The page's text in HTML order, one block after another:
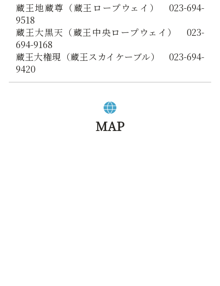
蔵王地蔵尊（蔵王ロープウェイ） 023-694-
9518
蔵王大黒天（蔵王中央ロープウェイ） 023-
694-9168
蔵王大権現（蔵王スカイケーブル） 023-694-
9420
MAP